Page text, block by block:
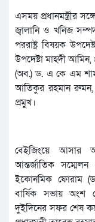
এসময় প্রধানমন্ত্রীর
জ্বালানি ও খনিজ সম্পদ
পররাষ্ট্র বিষয়ক
উপদেষ্টা মাহদী আমিন,
(অব.) ড. এ কে এম
আতিকুর রহমান রুমন,
প্রমুখ।
বেইজিংয়ে আসার
আন্তর্জাতিক সম্মেলন
ইকোনমিক ফোরাম
বার্ষিক সভায় অংশ
দুইদিনের সফর শেষ